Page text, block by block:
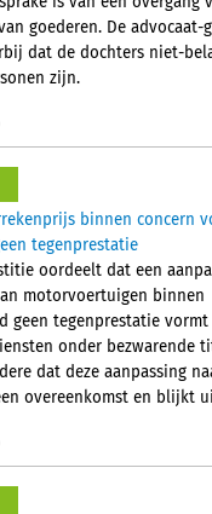
goederen. De advocaat-
dat de dochters niet-
zijn.
binnen concern
tegenprestatie
oordeelt dat een
motorvoertuigen binnen
geen tegenprestatie
onder bezwarende
dat deze aanpassing
overeenkomst en blijkt